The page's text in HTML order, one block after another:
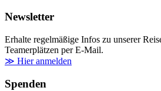
Newsletter
Erhalte regelmäßige Infos zu unserer
Teamerplätzen per E-Mail.
≫ Hier anmelden
Spenden